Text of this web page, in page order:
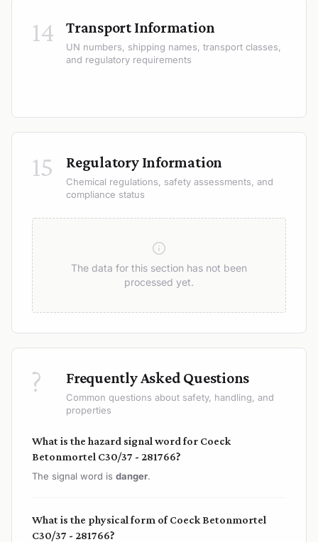
14 Transport Information
UN numbers, shipping names, transport classes,
and regulatory requirements
15 Regulatory Information
Chemical regulations, safety assessments, and
compliance status
The data for this section has not been
processed yet.
? Frequently Asked Questions
Common questions about safety, handling, and
properties
What is the hazard signal word for Coeck
Betonmortel C30/37 - 281766?
The signal word is danger.
What is the physical form of Coeck Betonmortel
C30/37 - 281766?